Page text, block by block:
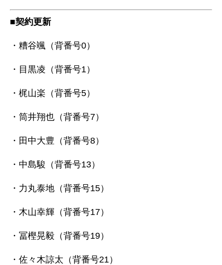
■契約更新
・糟谷颯（背番号0）
・目黒凌（背番号1）
・梶山楽（背番号5）
・筒井翔也（背番号7）
・田中大豊（背番号8）
・中島駿（背番号13）
・力丸泰地（背番号15）
・木山幸輝（背番号17）
・冨樫晃毅（背番号19）
・佐々木諒太（背番号21）